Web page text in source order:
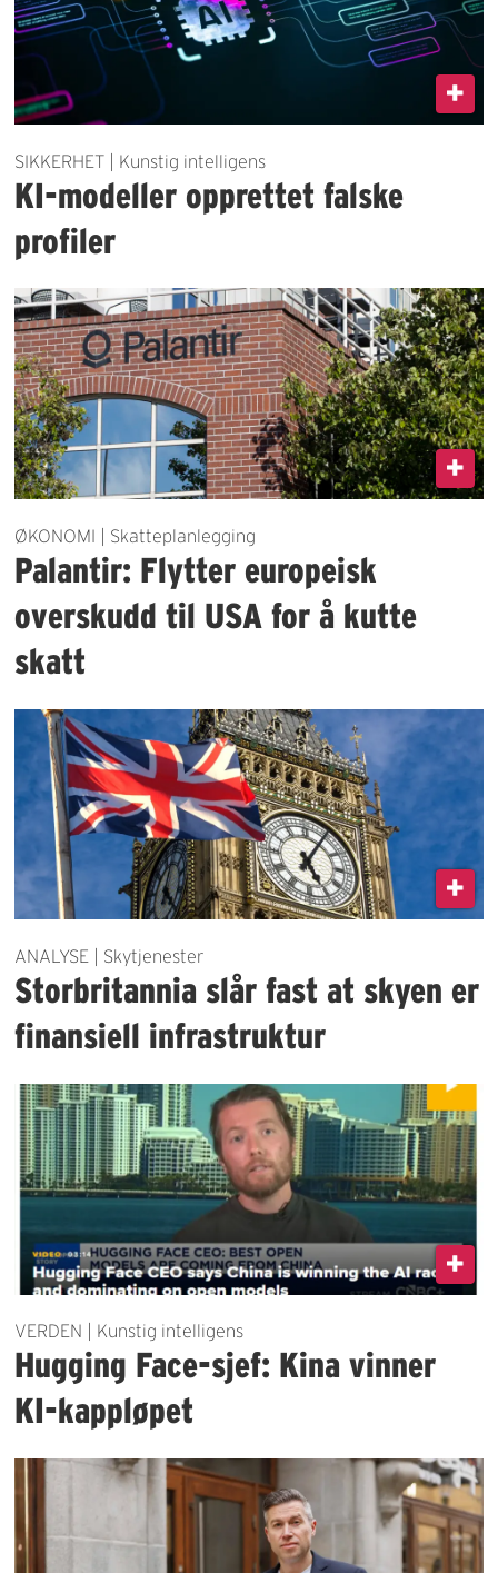
SIKKERHET | Kunstig intelligens
KI-modeller opprettet falske
profiler
ØKONOMI | Skatteplanlegging
Palantir: Flytter europeisk
overskudd til USA for å kutte
skatt
ANALYSE | Skytjenester
Storbritannia slår fast at skyen er
finansiell infrastruktur
VERDEN | Kunstig intelligens
Hugging Face-sjef: Kina vinner
KI-kappløpet